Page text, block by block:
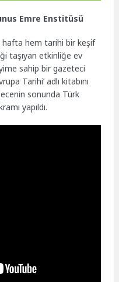
Emre Enstitüsü
hem tarihi bir keşif
taşıyan etkinliğe ev
sahip bir gazeteci
Tarihi’ adlı kitabını
sonunda Türk
yapıldı.